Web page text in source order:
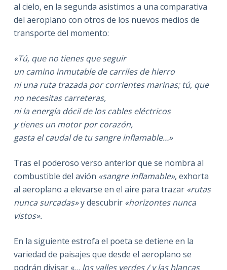
al cielo, en la segunda asistimos a una comparativa
del aeroplano con otros de los nuevos medios de
transporte del momento:
«Tú, que no tienes que seguir
un camino inmutable de carriles de hierro
ni una ruta trazada por corrientes marinas; tú, que
no necesitas carreteras,
ni la energía dócil de los cables eléctricos
y tienes un motor por corazón,
gasta el caudal de tu sangre inflamable…»
Tras el poderoso verso anterior que se nombra al
combustible del avión «sangre inflamable», exhorta
al aeroplano a elevarse en el aire para trazar «rutas
nunca surcadas»y descubrir «horizontes nunca
vistos».
En la siguiente estrofa el poeta se detiene en la
variedad de paisajes que desde el aeroplano se
podrán divisar «… los valles verdes /y las blancas